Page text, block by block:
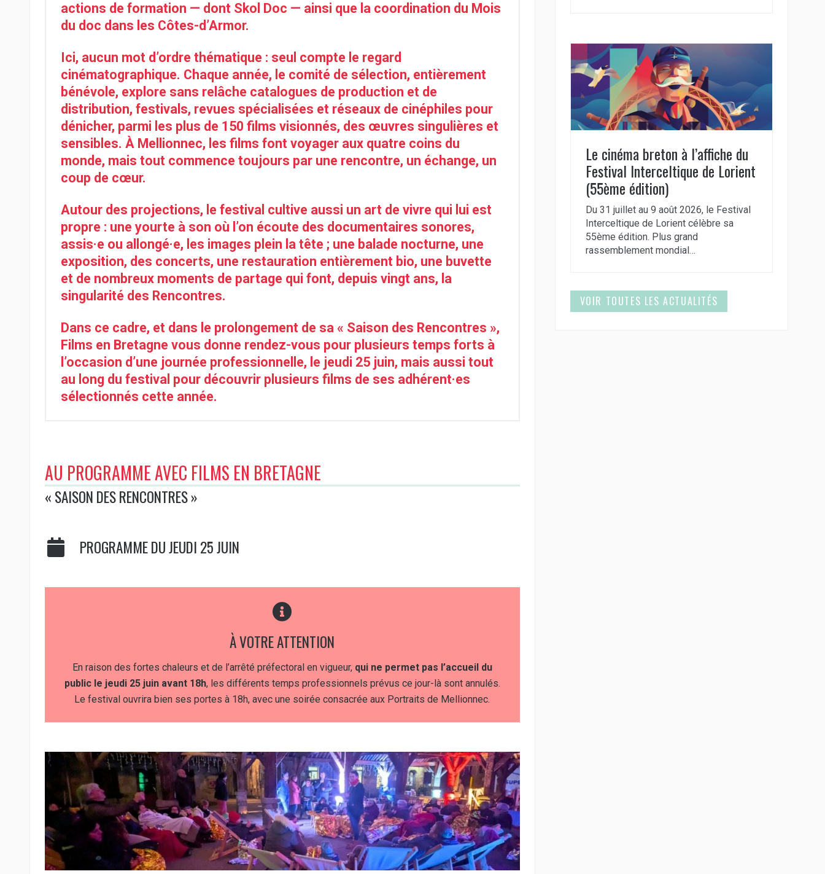
actions de formation — dont Skol Doc — ainsi que la coordination du Mois
du doc dans les Côtes-d’Armor.
Ici, aucun mot d’ordre thématique : seul compte le regard
cinématographique. Chaque année, le comité de sélection, entièrement
bénévole, explore sans relâche catalogues de production et de
distribution, festivals, revues spécialisées et réseaux de cinéphiles pour
dénicher, parmi les plus de 150 films visionnés, des œuvres singulières et
sensibles. À Mellionnec, les films font voyager aux quatre coins du
monde, mais tout commence toujours par une rencontre, un échange, un
coup de cœur.
Autour des projections, le festival cultive aussi un art de vivre qui lui est
propre : une yourte à son où l’on écoute des documentaires sonores,
assis·e ou allongé·e, les images plein la tête ; une balade nocturne, une
exposition, des concerts, une restauration entièrement bio, une buvette
et de nombreux moments de partage qui font, depuis vingt ans, la
singularité des Rencontres.
Dans ce cadre, et dans le prolongement de sa « Saison des Rencontres »,
Films en Bretagne vous donne rendez-vous pour plusieurs temps forts à
l’occasion d’une journée professionnelle, le jeudi 25 juin, mais aussi tout
au long du festival pour découvrir plusieurs films de ses adhérent·es
sélectionnés cette année.
AU PROGRAMME AVEC FILMS EN BRETAGNE
« SAISON DES RENCONTRES »
PROGRAMME DU JEUDI 25 JUIN
À VOTRE ATTENTION
En raison des fortes chaleurs et de l’arrêté préfectoral en vigueur, qui ne permet pas l’accueil du
public le jeudi 25 juin avant 18h, les différents temps professionnels prévus ce jour-là sont annulés.
Le festival ouvrira bien ses portes à 18h, avec une soirée consacrée aux Portraits de Mellionnec.
Le cinéma breton à l’affiche du
Festival Interceltique de Lorient
(55ème édition)
Du 31 juillet au 9 août 2026, le Festival
Interceltique de Lorient célèbre sa
55ème édition. Plus grand
rassemblement mondial…
VOIR TOUTES LES ACTUALITÉS